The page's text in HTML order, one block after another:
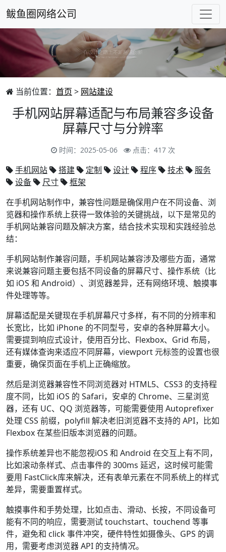
鲅鱼圈网络公司
当前位置： 首页 > 网站建设
手机网站屏幕适配与布局兼容多设备
屏幕尺寸与分辨率
时间：2025-05-06 点击：417 次
手机网站 搭建 定制 设计 程序 技术
服务
设备
尺寸
框架
在手机网站制作中，兼容性问题是确保用户在不同设备、浏
览器和操作系统上获得一致体验的关键挑战，以下是常见的
手机网站兼容问题及解决方案，结合技术实现和实践经验总
结：
手机网站制作兼容问题，手机网站兼容涉及哪些方面，通常
来说兼容问题主要包括不同设备的屏幕尺寸、操作系统（比
如 iOS 和 Android）、浏览器差异，还有网络环境、触摸事
件处理等等。
屏幕适配是关键现在手机屏幕尺寸多样，有不同的分辨率和
长宽比，比如 iPhone 的不同型号，安卓的各种屏幕大小。
需要提到响应式设计，使用百分比、Flexbox、Grid 布局，
还有媒体查询来适应不同屏幕，viewport 元标签的设置也很
重要，确保页面在手机上正确缩放。
然后是浏览器兼容性不同浏览器对 HTML5、CSS3 的支持程
度不同，比如 iOS 的 Safari，安卓的 Chrome、三星浏览
器，还有 UC、QQ 浏览器等，可能需要使用 Autoprefixer
处理 CSS 前缀，polyfill 解决老旧浏览器不支持的 API，比如
Flexbox 在某些旧版本浏览器的问题。
操作系统差异也不能忽视iOS 和 Android 在交互上有不同，
比如滚动条样式、点击事件的 300ms 延迟，这时候可能需
要用 FastClick库来解决，还有表单元素在不同系统上的样式
差异，需要重置样式。
触摸事件和手势处理，比如点击、滑动、长按，不同设备可
能有不同的响应，需要测试 touchstart、touchend 等事
件，避免和 click 事件冲突，硬件特性如摄像头、GPS 的调
用，需要考虑浏览器 API 的支持情况。